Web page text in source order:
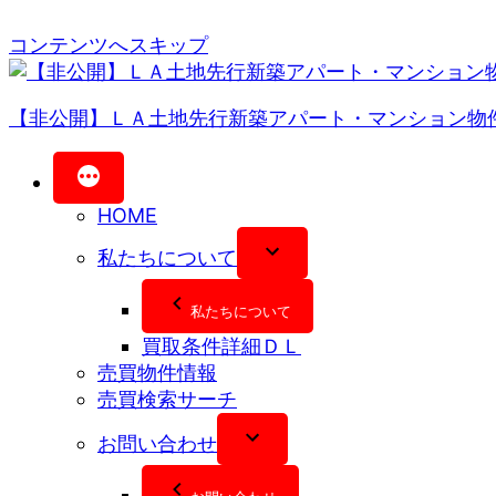
コンテンツへスキップ
【非公開】ＬＡ土地先行新築アパート・マンション物
HOME
私たちについて
私たちについて
買取条件詳細ＤＬ
売買物件情報
売買検索サーチ
お問い合わせ